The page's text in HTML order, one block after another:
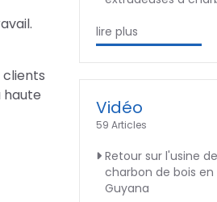
clients
haute
lire plus
Vidéo
59 Articles
Retour sur l'usine
charbon de bois en
Guyana